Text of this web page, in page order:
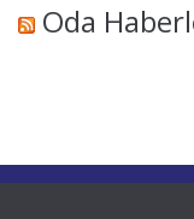
Oda